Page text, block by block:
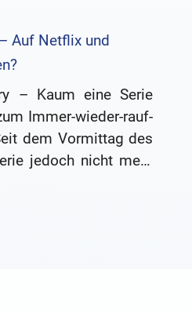
Auf Netflix und
– Kaum eine Serie
Immer-wieder-rauf-
dem Vormittag des
jedoch nicht mehr